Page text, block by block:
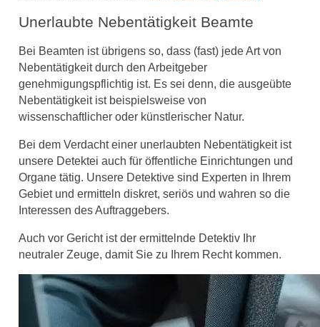
Unerlaubte Nebentätigkeit Beamte
Bei Beamten ist übrigens so, dass (fast) jede Art von
Nebentätigkeit durch den Arbeitgeber
genehmigungspflichtig ist. Es sei denn, die ausgeübte
Nebentätigkeit ist beispielsweise von
wissenschaftlicher oder künstlerischer Natur.
Bei dem Verdacht einer unerlaubten Nebentätigkeit ist
unsere Detektei auch für öffentliche Einrichtungen und
Organe tätig. Unsere Detektive sind Experten in Ihrem
Gebiet und ermitteln diskret, seriös und wahren so die
Interessen des Auftraggebers.
Auch vor Gericht ist der ermittelnde Detektiv Ihr
neutraler Zeuge, damit Sie zu Ihrem Recht kommen.